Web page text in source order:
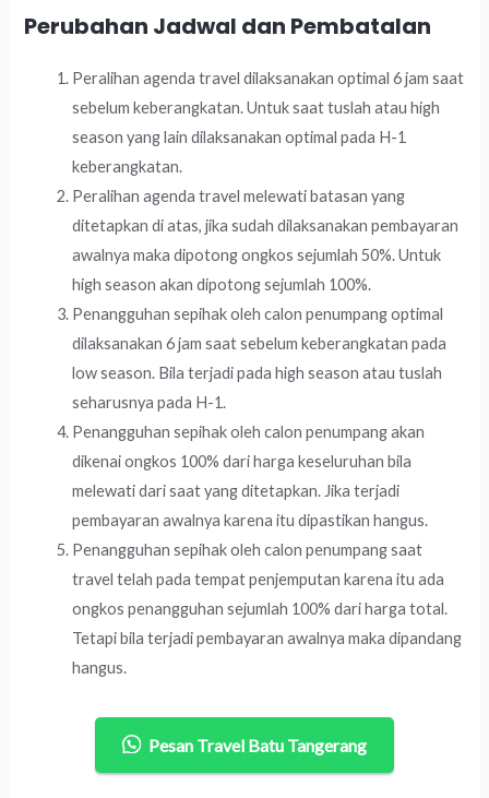
Perubahan Jadwal dan Pembatalan
Peralihan agenda travel dilaksanakan optimal 6 jam saat
sebelum keberangkatan. Untuk saat tuslah atau high
season yang lain dilaksanakan optimal pada H-1
keberangkatan.
Peralihan agenda travel melewati batasan yang
ditetapkan di atas, jika sudah dilaksanakan pembayaran
awalnya maka dipotong ongkos sejumlah 50%. Untuk
high season akan dipotong sejumlah 100%.
Penangguhan sepihak oleh calon penumpang optimal
dilaksanakan 6 jam saat sebelum keberangkatan pada
low season. Bila terjadi pada high season atau tuslah
seharusnya pada H-1.
Penangguhan sepihak oleh calon penumpang akan
dikenai ongkos 100% dari harga keseluruhan bila
melewati dari saat yang ditetapkan. Jika terjadi
pembayaran awalnya karena itu dipastikan hangus.
Penangguhan sepihak oleh calon penumpang saat
travel telah pada tempat penjemputan karena itu ada
ongkos penangguhan sejumlah 100% dari harga total.
Tetapi bila terjadi pembayaran awalnya maka dipandang
hangus.
Pesan Travel Batu Tangerang